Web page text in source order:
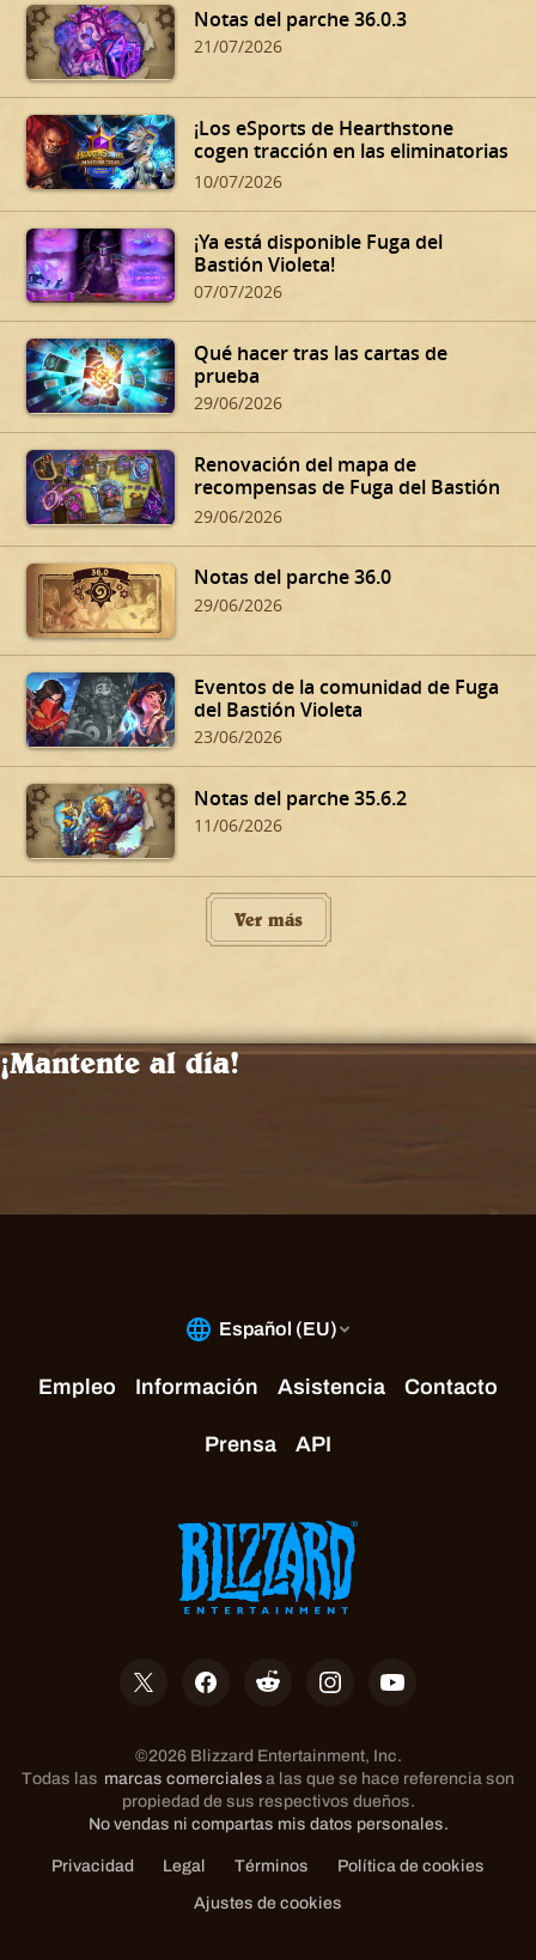
Notas del parche 36.0.3
21/07/2026
¡Los eSports de Hearthstone
cogen tracción en las eliminatorias
de verano!
10/07/2026
¡Ya está disponible Fuga del
Bastión Violeta!
07/07/2026
Qué hacer tras las cartas de
prueba
29/06/2026
Renovación del mapa de
recompensas de Fuga del Bastión
Violeta
29/06/2026
Notas del parche 36.0
29/06/2026
Eventos de la comunidad de Fuga
del Bastión Violeta
23/06/2026
Notas del parche 35.6.2
11/06/2026
Ver más
¡Mantente al día!